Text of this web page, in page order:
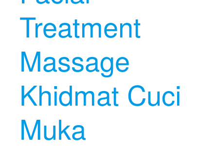
Treatment
Massage
Khidmat Cuci
Muka